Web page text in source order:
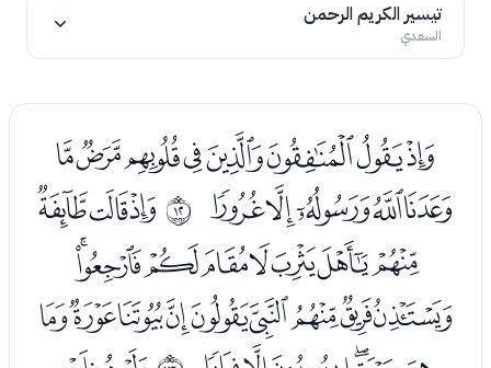
تيسير الكريم الرحمن
السعدي
ﮝﮞﮟﮠﮡﮢﮣﮤ
ﮥﮦﮧﮨﮩ ﰋﮫﮬﮭ
ﮮﮯﮰﮱﯓﯔﯕﯖ
ﯗﯘﯙﯚﯛﯜﯝﯞﯟ